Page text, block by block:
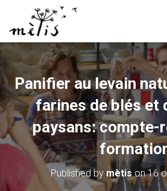
Panifier au levain
farines de blés et
paysans: compte-
Published by mètison16